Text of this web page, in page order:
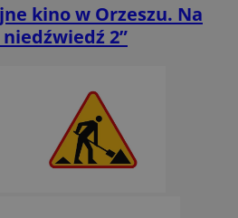
kino w Orzeszu. Na
2”